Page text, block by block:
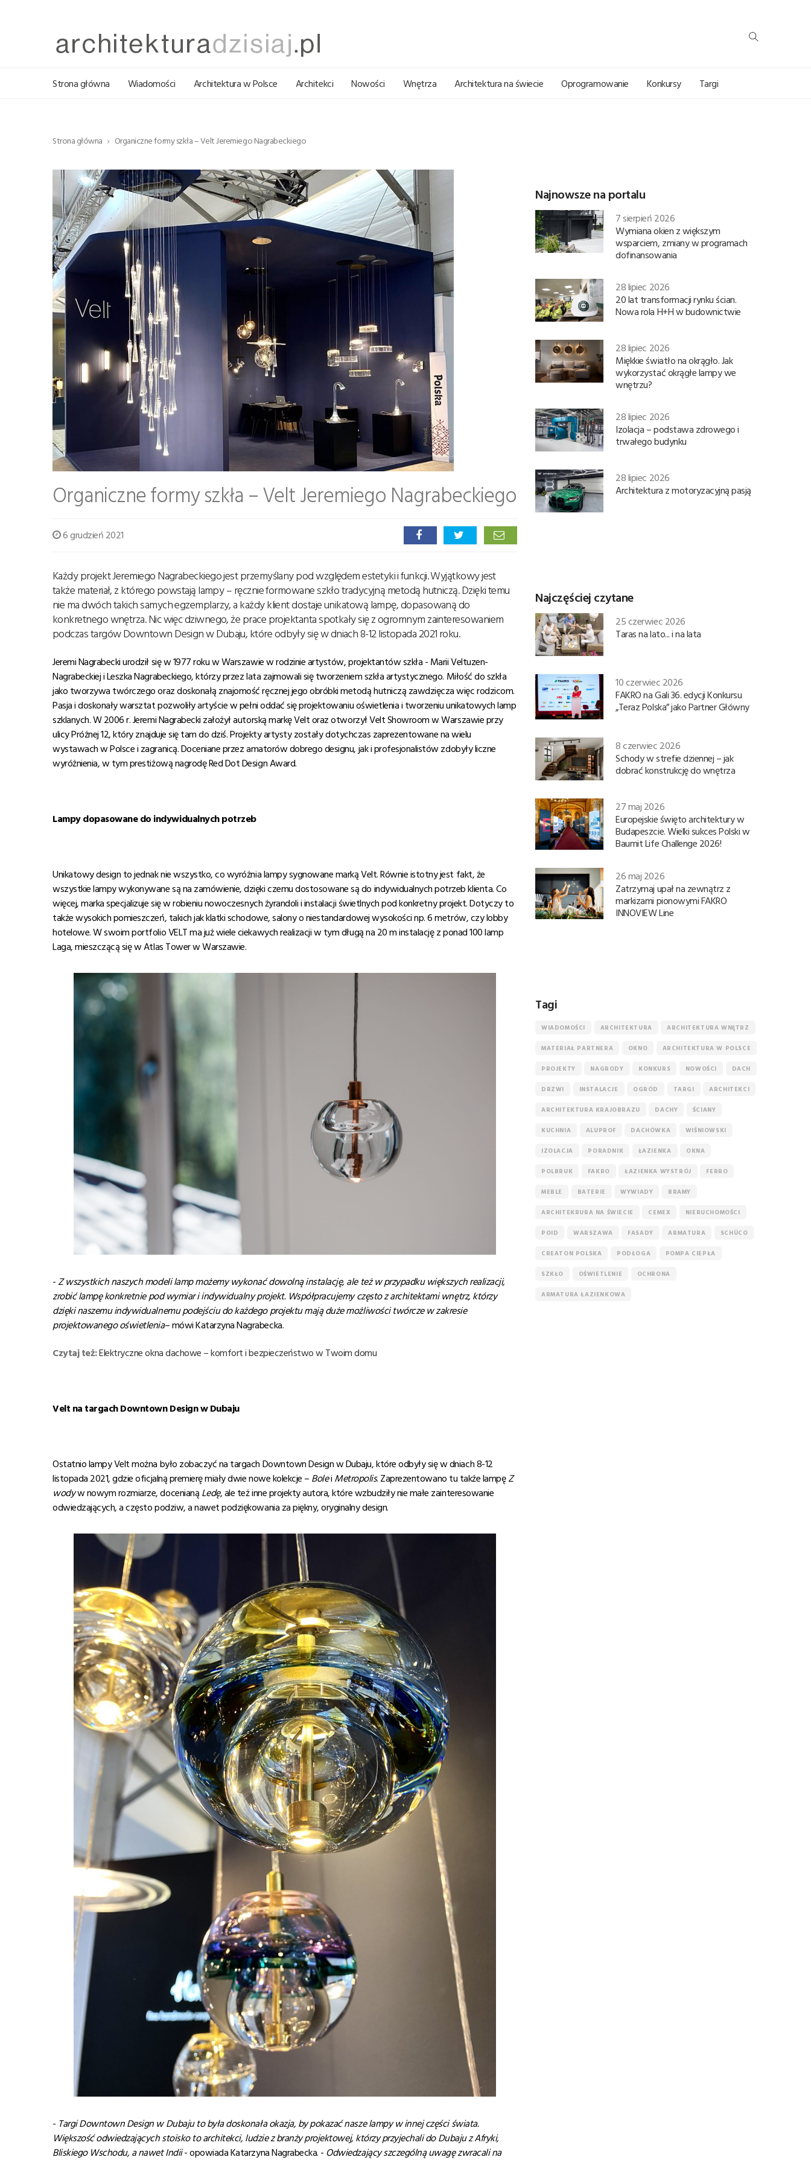
Strona główna Wiadomości Architektura w Polsce Architekci Nowości Wnętrza Architektura na świecie Oprogramowanie Konkursy Targi
Strona główna Organiczne formy szkła – Velt Jeremiego Nagrabeckiego
Organiczne formy szkła – Velt Jeremiego Nagrabeckiego
6 grudzień 2021
Każdy projekt Jeremiego Nagrabeckiego jest przemyślany pod względem estetyki i funkcji. Wyjątkowy jest
także materiał, z którego powstają lampy – ręcznie formowane szkło tradycyjną metodą hutniczą. Dzięki temu
nie ma dwóch takich samych egzemplarzy, a każdy klient dostaje unikatową lampę, dopasowaną do
konkretnego wnętrza. Nic więc dziwnego, że prace projektanta spotkały się z ogromnym zainteresowaniem
podczas targów Downtown Design w Dubaju, które odbyły się w dniach 8-12 listopada 2021 roku.
Jeremi Nagrabecki urodził się w 1977 roku w Warszawie w rodzinie artystów, projektantów szkła - Marii Veltuzen-
Nagrabeckiej i Leszka Nagrabeckiego, którzy przez lata zajmowali się tworzeniem szkła artystycznego. Miłość do szkła
jako tworzywa twórczego oraz doskonałą znajomość ręcznej jego obróbki metodą hutniczą zawdzięcza więc rodzicom.
Pasja i doskonały warsztat pozwoliły artyście w pełni oddać się projektowaniu oświetlenia i tworzeniu unikatowych lamp
szklanych. W 2006 r. Jeremi Nagrabecki założył autorską markę Velt oraz otworzył Velt Showroom w Warszawie przy
ulicy Próżnej 12, który znajduje się tam do dziś.Projekty artysty zostały dotychczas zaprezentowane na wielu
wystawach w Polsce i zagranicą. Doceniane przezamatorów dobrego designu, jak i profesjonalistów zdobyły liczne
wyróżnienia, w tym prestiżową nagrodę Red Dot Design Award.
Lampy dopasowane do indywidualnych potrzeb
Unikatowy design to jednak nie wszystko, co wyróżnia lampy sygnowane marką Velt. Równie istotny jest fakt, że
wszystkie lampy wykonywane są na zamówienie, dzięki czemu dostosowane są do indywidualnych potrzeb klienta. Co
więcej, marka specjalizuje się w robieniu nowoczesnych żyrandoli i instalacji świetlnych pod konkretny projekt. Dotyczy to
także wysokich pomieszczeń, takich jak klatki schodowe, salony o niestandardowej wysokości np. 6 metrów, czy lobby
hotelowe. W swoim portfolio VELT ma już wiele ciekawych realizacji w tym długą na 20 m instalację z ponad 100 lamp
Laga, mieszczącą się w Atlas Tower w Warszawie.
- Z wszystkich naszych modeli lamp możemy wykonaćdowolnąinstalację, ale teżw przypadku większych realizacji,
zrobićlampękonkretnie pod wymiar i indywidualny projekt. Współpracujemy często z architektami wnętrz, którzy
dzięki naszemu indywidualnemu podejściu do każdego projektu mająduże możliwości twórcze w zakresie
projektowanego oświetlenia– mówi Katarzyna Nagrabecka.
Czytaj też:Elektryczne okna dachowe – komfort i bezpieczeństwo w Twoim domu
Velt na targach Downtown Design w Dubaju
Ostatnio lampy Velt można było zobaczyć na targach Downtown Design w Dubaju, które odbyły się w dniach 8-12
listopada 2021, gdzie oficjalną premierę miały dwie nowe kolekcje – Bolei Metropolis. Zaprezentowano tu także lampęZ
wodyw nowym rozmiarze, docenianą Ledę, ale też inne projekty autora, które wzbudziły nie małe zainteresowanie
odwiedzających, a często podziw, a nawet podziękowania za piękny, oryginalny design.
- Targi Downtown Design w Dubaju to była doskonała okazja, by pokazaćnasze lampy w innej częściświata.
Większośćodwiedzających stoisko to architekci, ludzie z branży projektowej, którzy przyjechali do Dubaju z Afryki,
Bliskiego Wschodu, a nawet Indii- opowiada Katarzyna Nagrabecka. - Odwiedzający szczególnąuwagęzwracali na
Najnowsze na portalu
7 sierpień 2026
Wymiana okien z większym
wsparciem, zmiany w programach
dofinansowania
28 lipiec 2026
20 lat transformacji rynku ścian.
Nowa rola H+H w budownictwie
28 lipiec 2026
Miękkie światło na okrągło. Jak
wykorzystać okrągłe lampy we
wnętrzu?
28 lipiec 2026
Izolacja – podstawa zdrowego i
trwałego budynku
28 lipiec 2026
Architektura z motoryzacyjną pasją
Najczęściej czytane
25 czerwiec 2026
Taras na lato... i na lata
10 czerwiec 2026
FAKRO na Gali 36. edycji Konkursu
„Teraz Polska” jako Partner Główny
8 czerwiec 2026
Schody w strefie dziennej – jak
dobrać konstrukcję do wnętrza
27 maj 2026
Europejskie święto architektury w
Budapeszcie. Wielki sukces Polski w
Baumit Life Challenge 2026!
26 maj 2026
Zatrzymaj upał na zewnątrz z
markizami pionowymi FAKRO
INNOVIEW Line
Tagi
WIADOMOŚCI ARCHITEKTURA ARCHITEKTURA WNĘTRZ
MATERIAŁ PARTNERA OKNO ARCHITEKTURA W POLSCE
PROJEKTY NAGRODY KONKURS NOWOŚCI DACH
DRZWI INSTALACJE OGRÓD TARGI ARCHITEKCI
ARCHITEKTURA KRAJOBRAZU DACHY ŚCIANY
KUCHNIA ALUPROF DACHÓWKA WIŚNIOWSKI
IZOLACJA PORADNIK ŁAZIENKA OKNA
POLBRUK FAKRO ŁAZIENKA WYSTRÓJ FERRO
MEBLE BATERIE WYWIADY BRAMY
ARCHITEKRURA NA ŚWIECIE CEMEX NIERUCHOMOŚCI
POID WARSZAWA FASADY ARMATURA SCHÜCO
CREATON POLSKA PODŁOGA POMPA CIEPŁA
SZKŁO OŚWIETLENIE OCHRONA
ARMATURA ŁAZIENKOWA